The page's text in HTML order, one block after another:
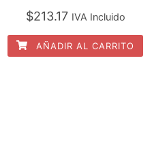
$213.17 IVA Incluido
AÑADIR AL CARRITO